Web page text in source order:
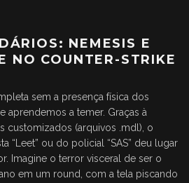
NEMESIS E
NO COUNTER-STRIKE
sem a presença física dos
aprendemos a temer. Graças à
customizados (arquivos .mdl), o
“Leet” ou do policial “SAS” deu lugar
Imagine o terror visceral de ser o
em um round, com a tela piscando